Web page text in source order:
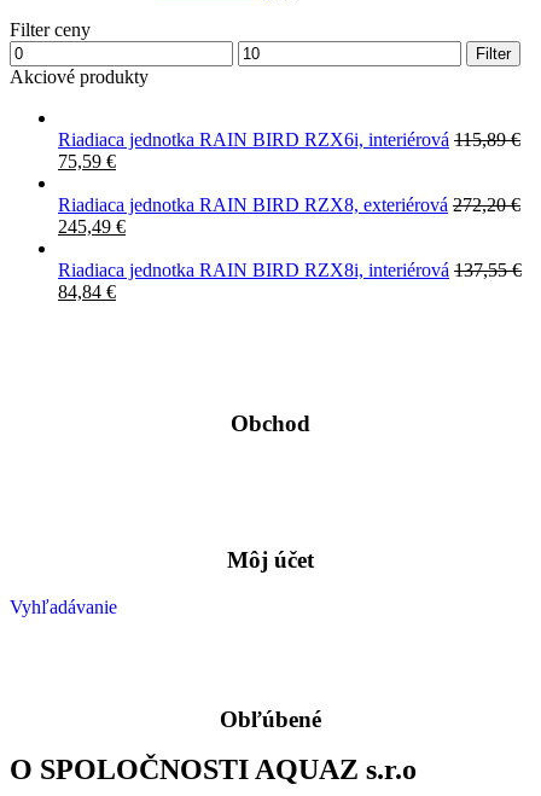
Filter ceny
Filter
Akciové produkty
Riadiaca jednotka RAIN BIRD RZX6i, interiérová 115,89€
75,59 €
Riadiaca jednotka RAIN BIRD RZX8, exteriérová 272,20€
245,49 €
Riadiaca jednotka RAIN BIRD RZX8i, interiérová 137,55€
84,84 €
Obchod
Môj účet
Vyhľadávanie
Obľúbené
O SPOLOČNOSTI AQUAZ s.r.o